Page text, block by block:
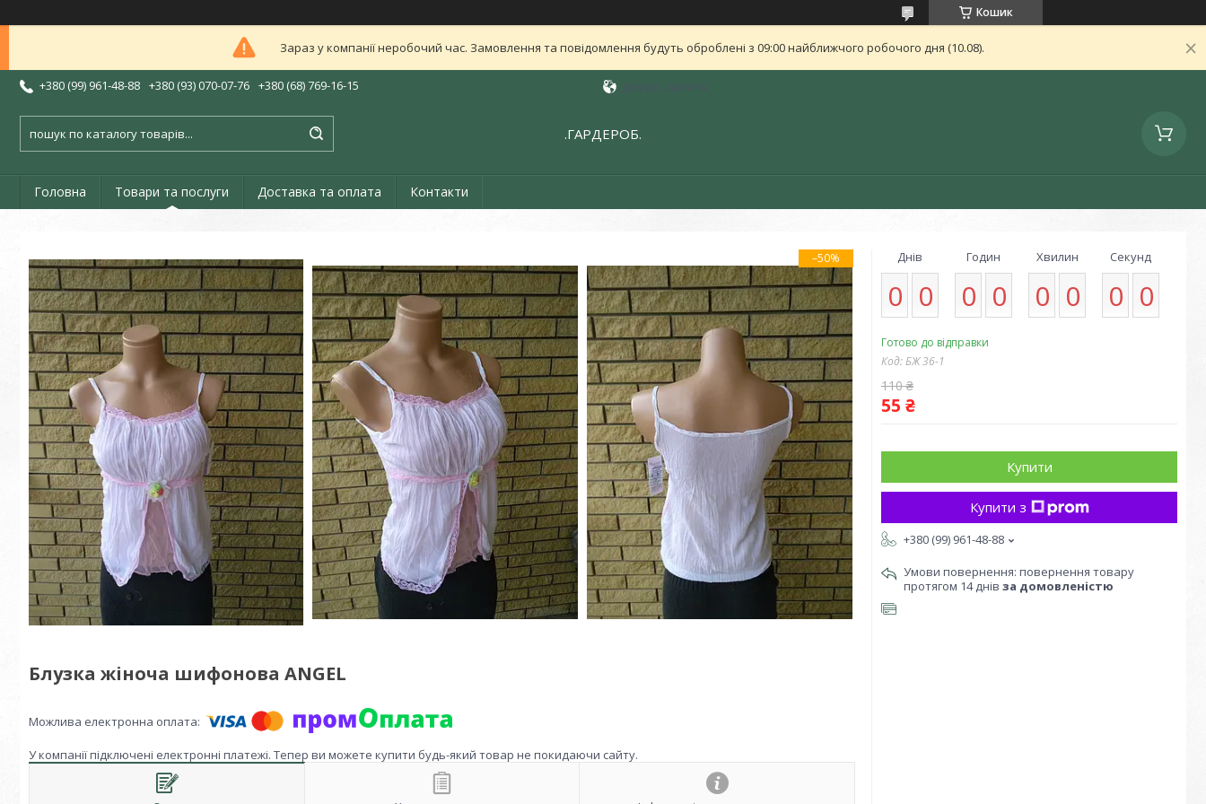
Кошик
Зараз у компанії неробочий час. Замовлення та повідомлення будуть оброблені з 09:00 найближчого робочого дня (10.08).
+380 (99) 961-48-88 +380 (93) 070-07-76 +380 (68) 769-16-15
.ГАРДЕРОБ.
Головна Товари та послуги Доставка та оплата Контакти
–50%
Блузка жіноча шифонова ANGEL
У компанії підключені електронні платежі. Тепер ви можете купити будь-який товар не покидаючи сайту.
Днів
0 0
Годин
0 0
Хвилин
0 0
Секунд
0 0
Готово до відправки
Код:БЖ 36-1
110 ₴
55 ₴
Купити
Купити з
+380 (99) 961-48-88
повернення товару
протягом 14 днів за домовленістю